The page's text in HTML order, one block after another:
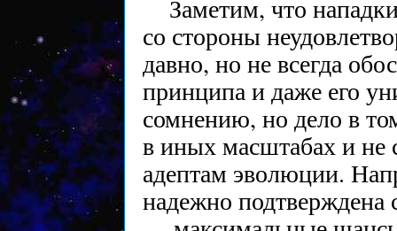
Заметим, что
со стороны
давно, но не всегда
принципа и даже его
сомнению, но дело в
в иных масштабах и не
адептам эволюции.
надежно подтверждена